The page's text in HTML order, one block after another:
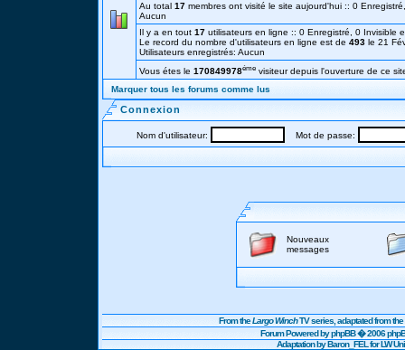
Au total 17 membres ont visité le site aujourd'hui :: 0
Aucun
Il y a en tout 17 utilisateurs en ligne :: 0 Enregistré, 0
Le record du nombre d'utilisateurs en ligne est de 493 le 21
Utilisateurs enregistrés: Aucun
Vous étes le 170849978éme visiteur depuis l'ouverture de ce
Marquer tous les forums comme lus
Connexion
Nom d'utilisateur: Mot de passe:
Nouveaux
messages
From theLargo WinchTV series, adaptated from
Forum Powered byphpBB� 2006
Adaptation by Baron_FEL for LW